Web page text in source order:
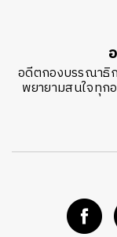
อดีตกองบรรณาธิ
พยายามสนใจทุก